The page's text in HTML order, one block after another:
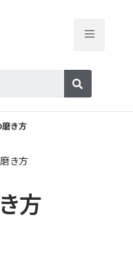
き方
方